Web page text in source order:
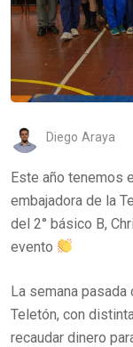
Diego Araya
Este año tenemos
embajadora de la
del 2° básico B,
evento
La semana
Teletón, con
recaudar dinero